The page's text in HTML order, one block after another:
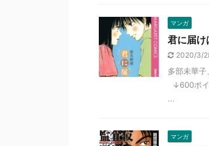
マンガ
君に届
2020/3/
多部未華子
↓600ポイ
...
マンガ